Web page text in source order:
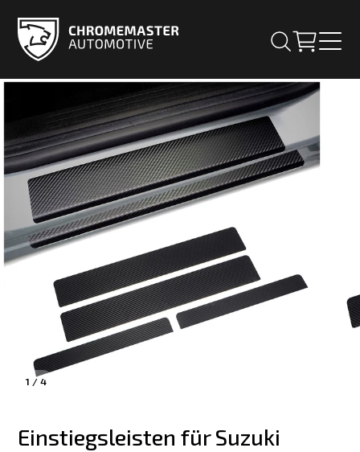
1 / 4
Einstiegsleisten für Suzuki